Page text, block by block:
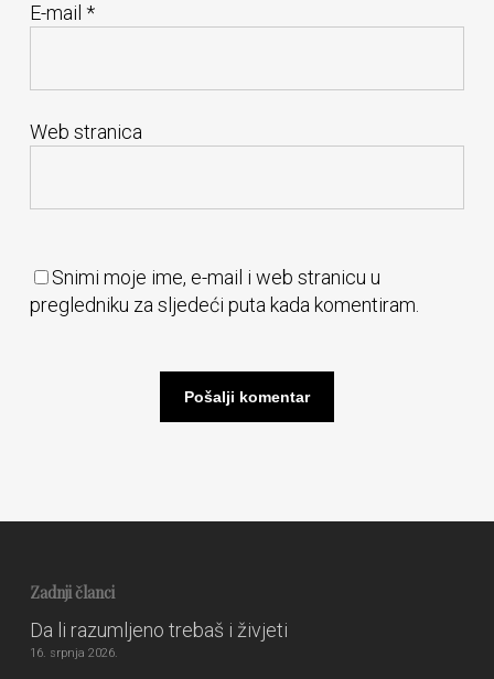
E-mail *
Web stranica
Snimi moje ime, e-mail i web stranicu u
pregledniku za sljedeći puta kada komentiram.
Zadnji članci
Da li razumljeno trebaš i živjeti
16. srpnja 2026.